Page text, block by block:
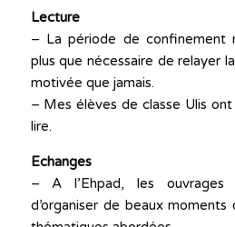
Lecture
– La période de confinement
plus que nécessaire de relayer
motivée que jamais.
– Mes élèves de classe Ulis
lire.
Echanges
– A l’Ehpad, les ouvrages
d’organiser de beaux moments